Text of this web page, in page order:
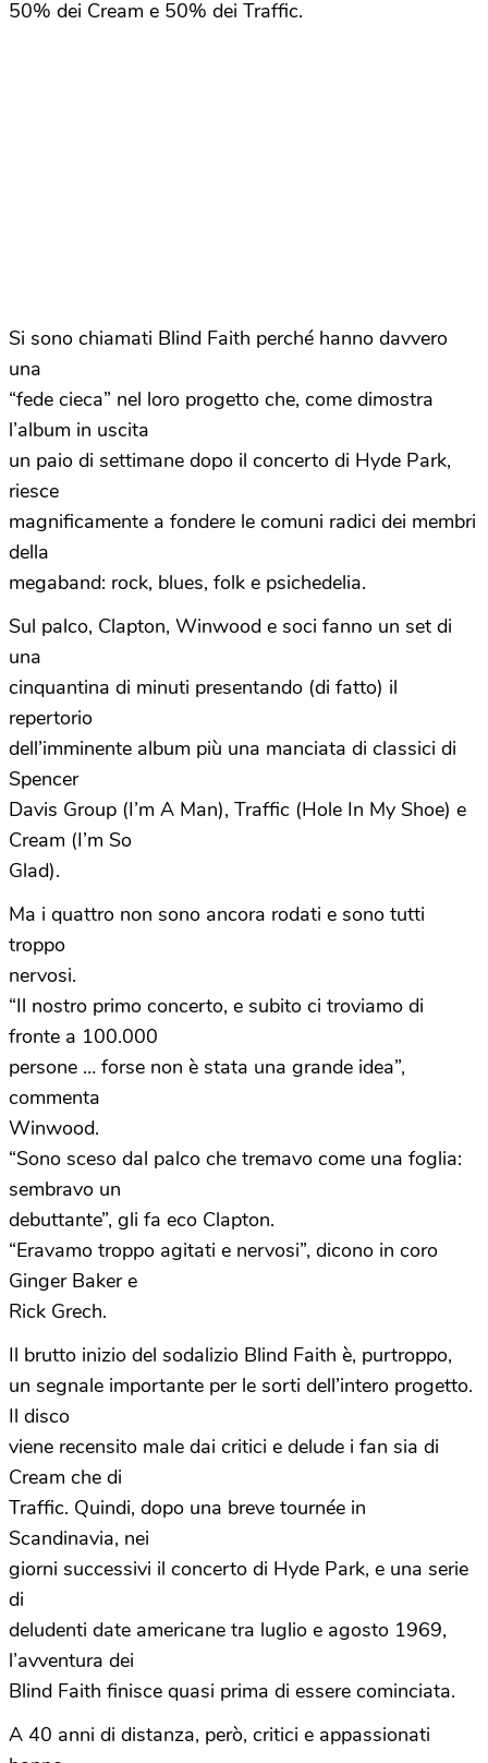
50% dei Cream e 50% dei Traffic.
Si sono chiamati Blind Faith perché hanno davvero
una
“fede cieca” nel loro progetto che, come dimostra
l’album in uscita
un paio di settimane dopo il concerto di Hyde Park,
riesce
magnificamente a fondere le comuni radici dei membri
della
megaband: rock, blues, folk e psichedelia.
Sul palco, Clapton, Winwood e soci fanno un set di
una
cinquantina di minuti presentando (di fatto) il
repertorio
dell’imminente album più una manciata di classici di
Spencer
Davis Group (I’m A Man), Traffic (Hole In My Shoe) e
Cream (I’m So
Glad).
Ma i quattro non sono ancora rodati e sono tutti
troppo
nervosi.
“Il nostro primo concerto, e subito ci troviamo di
fronte a 100.000
persone … forse non è stata una grande idea”,
commenta
Winwood.
“Sono sceso dal palco che tremavo come una foglia:
sembravo un
debuttante”, gli fa eco Clapton.
“Eravamo troppo agitati e nervosi”, dicono in coro
Ginger Baker e
Rick Grech.
Il brutto inizio del sodalizio Blind Faith è, purtroppo,
un segnale importante per le sorti dell’intero progetto.
Il disco
viene recensito male dai critici e delude i fan sia di
Cream che di
Traffic. Quindi, dopo una breve tournée in
Scandinavia, nei
giorni successivi il concerto di Hyde Park, e una serie
di
deludenti date americane tra luglio e agosto 1969,
l’avventura dei
Blind Faith finisce quasi prima di essere cominciata.
A 40 anni di distanza, però, critici e appassionati